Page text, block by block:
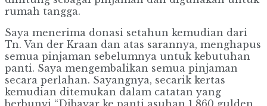
rumah tangga.
Saya menerima donasi setahun kemudian dari
Tn. Van der Kraan dan atas sarannya, menghapus
semua pinjaman sebelumnya untuk kebutuhan
panti. Saya mengembalikan semua pinjaman
secara perlahan. Sayangnya, secarik kertas
kemudian ditemukan dalam catatan yang